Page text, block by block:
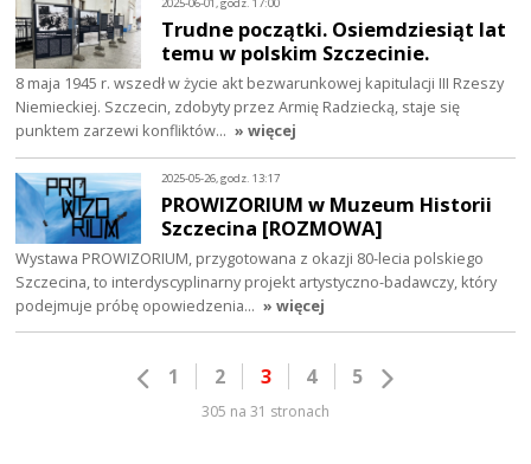
2025-06-01, godz. 17:00
Trudne początki. Osiemdziesiąt lat
temu w polskim Szczecinie.
8 maja 1945 r. wszedł w życie akt bezwarunkowej kapitulacji III Rzeszy
Niemieckiej. Szczecin, zdobyty przez Armię Radziecką, staje się
punktem zarzewi konfliktów… » więcej
2025-05-26, godz. 13:17
PROWIZORIUM w Muzeum Historii
Szczecina [ROZMOWA]
Wystawa PROWIZORIUM, przygotowana z okazji 80-lecia polskiego
Szczecina, to interdyscyplinarny projekt artystyczno-badawczy, który
podejmuje próbę opowiedzenia… » więcej
1 2 3 4 5
305 na 31 stronach